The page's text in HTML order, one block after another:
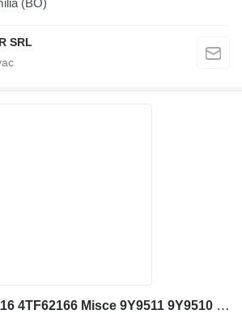
SRL
Per: Caterpillar 3116 4TF62166 Misce 9Y9511 9Y9510 zamajac za Caterpillar 3116 bagera